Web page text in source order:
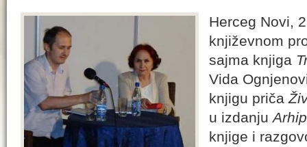
Herceg Novi,
književnom
sajma knjiga
Vida
knjigu priča
u izdanju
knjige i